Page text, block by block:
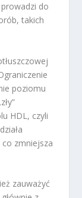
do
takich
poziomu
HDL, czyli
działa
zmniejsza
zauważyć